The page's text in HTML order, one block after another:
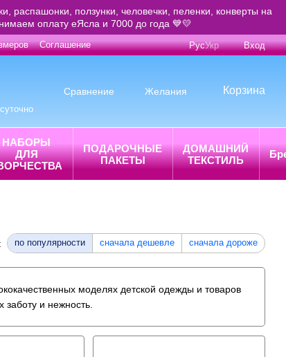
распашонки, ползунки, человечки, пеленки, конверты на
оплату еЯсла и 7000 до года 💙💛
Соглашение РусУкр Вход
Сравнение Желания Корзина
НАБОРЫ
ДЛЯ
ПОДАРОЧНЫЕ
ПАКЕТЫ
ДОМАШНИЙ
ТЕКСТИЛЬ
по популярности сначала дешевле сначала дороже
моделях детской одежды и товаров
и нежность.